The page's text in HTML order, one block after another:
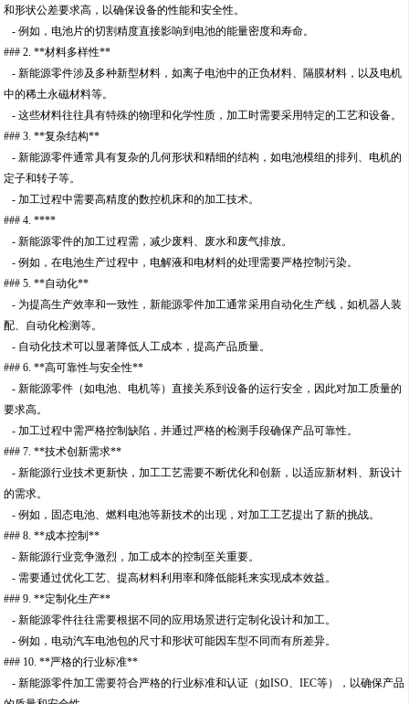
和形状公差要求高，以确保设备的性能和安全性。
- 例如，电池片的切割精度直接影响到电池的能量密度和寿命。
### 2. **材料多样性**
- 新能源零件涉及多种新型材料，如离子电池中的正负材料、隔膜材料，以及电机
中的稀土永磁材料等。
- 这些材料往往具有特殊的物理和化学性质，加工时需要采用特定的工艺和设备。
### 3. **复杂结构**
- 新能源零件通常具有复杂的几何形状和精细的结构，如电池模组的排列、电机的
定子和转子等。
- 加工过程中需要高精度的数控机床和的加工技术。
### 4. ****
- 新能源零件的加工过程需，减少废料、废水和废气排放。
- 例如，在电池生产过程中，电解液和电材料的处理需要严格控制污染。
### 5. **自动化**
- 为提高生产效率和一致性，新能源零件加工通常采用自动化生产线，如机器人装
配、自动化检测等。
- 自动化技术可以显著降低人工成本，提高产品质量。
### 6. **高可靠性与安全性**
- 新能源零件（如电池、电机等）直接关系到设备的运行安全，因此对加工质量的
要求高。
- 加工过程中需严格控制缺陷，并通过严格的检测手段确保产品可靠性。
### 7. **技术创新需求**
- 新能源行业技术更新快，加工工艺需要不断优化和创新，以适应新材料、新设计
的需求。
- 例如，固态电池、燃料电池等新技术的出现，对加工工艺提出了新的挑战。
### 8. **成本控制**
- 新能源行业竞争激烈，加工成本的控制至关重要。
- 需要通过优化工艺、提高材料利用率和降低能耗来实现成本效益。
### 9. **定制化生产**
- 新能源零件往往需要根据不同的应用场景进行定制化设计和加工。
- 例如，电动汽车电池包的尺寸和形状可能因车型不同而有所差异。
### 10. **严格的行业标准**
- 新能源零件加工需要符合严格的行业标准和认证（如ISO、IEC等），以确保产品